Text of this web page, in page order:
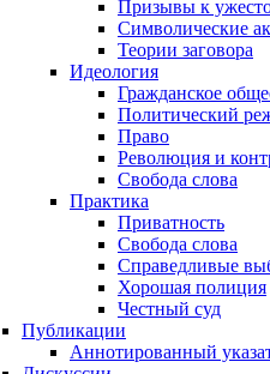
Призывы к
Символические
Теории заговора
Идеология
Гражданское
Политический
Право
Революция и
Свобода слова
Практика
Приватность
Свобода слова
Справедливые
Хорошая полиция
Честный суд
Публикации
Аннотированный